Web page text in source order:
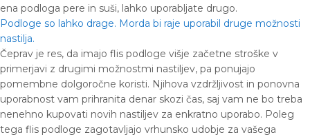
ena podloga pere in suši, lahko uporabljate drugo.
Podloge so lahko drage. Morda bi raje uporabil druge možnosti
nastilja.
Čeprav je res, da imajo flis podloge višje začetne stroške v
primerjavi z drugimi možnostmi nastiljev, pa ponujajo
pomembne dolgoročne koristi. Njihova vzdržljivost in ponovna
uporabnost vam prihranita denar skozi čas, saj vam ne bo treba
nenehno kupovati novih nastiljev za enkratno uporabo. Poleg
tega flis podloge zagotavljajo vrhunsko udobje za vašega